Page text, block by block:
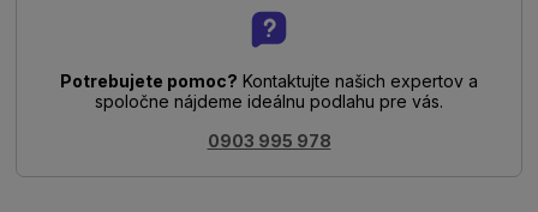
Potrebujete pomoc? Kontaktujte našich expertov a
spoločne nájdeme ideálnu podlahu pre vás.
0903 995 978